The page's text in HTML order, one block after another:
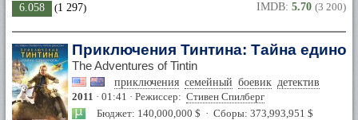
6.058 (1 297) IMDB: 5.70 (3 200)
Приключения Тинтина: Тайна
The Adventures of Tintin
приключения семейный боевик детектив
2011 · 01:41 · Режиссер: Стивен Спилберг
Бюджет: 140,000,000 $ · Сборы: 373,993,951 $